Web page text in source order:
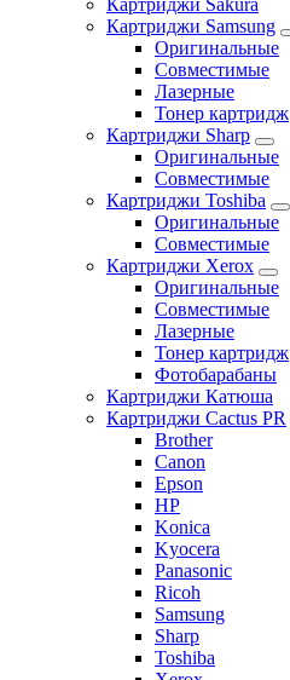
Картриджи Sakura
Картриджи Samsung
Оригинальные
Совместимые
Лазерные
Тонер картридж
Картриджи Sharp
Оригинальные
Совместимые
Картриджи Toshiba
Оригинальные
Совместимые
Картриджи Xerox
Оригинальные
Совместимые
Лазерные
Тонер картридж
Фотобарабаны
Картриджи Катюша
Картриджи Cactus PR
Brother
Canon
Epson
HP
Konica
Kyocera
Panasonic
Ricoh
Samsung
Sharp
Toshiba